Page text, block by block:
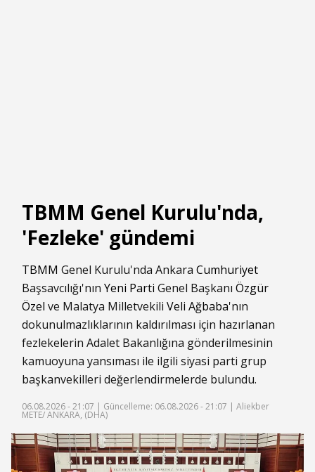
TBMM Genel Kurulu'nda,
'Fezleke' gündemi
TBMM Genel Kurulu'nda Ankara Cumhuriyet
Başsavcılığı'nın Yeni Parti Genel Başkanı Özgür
Özel ve Malatya Milletvekili Veli Ağbaba'nın
dokunulmazlıklarının kaldırılması için hazırlanan
fezlekelerin Adalet Bakanlığına gönderilmesinin
kamuoyuna yansıması ile ilgili siyasi parti grup
başkanvekilleri değerlendirmelerde bulundu.
06.08.2026 - 21:07 | Güncelleme: 06.08.2026 - 21:07 | Aliekber
METE/ ANKARA, (DHA)